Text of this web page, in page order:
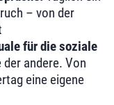
– von der
für die soziale
der andere. Von
eine eigene